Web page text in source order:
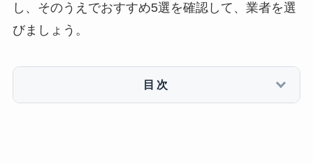
し、そのうえでおすすめ5選を確認して、業者を選
びましょう。
目次